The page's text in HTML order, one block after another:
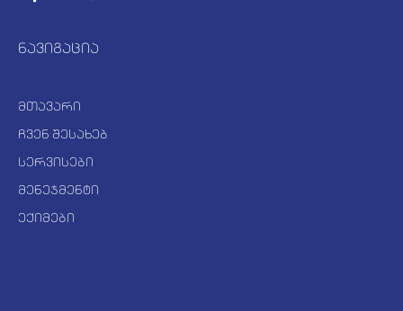
ნავიგაცია
მთავარი
ჩვენ შესახებ
სერვისები
მენეჯმენტი
ექიმები